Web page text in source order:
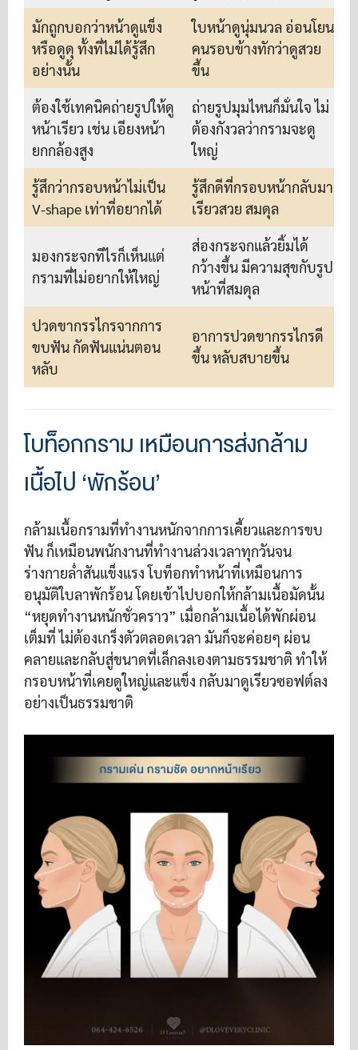
มักถูกบอกว่าหน้าดูแข็ง
หรือดูดุ ทั้งที่ไม่ได้รู้สึก
อย่างนั้น
ใบหน้าดูนุ่มนวล อ่อนโยน
คนรอบข้างทักว่าดูสวย
ขึ้น
ต้องใช้เทคนิคถ่ายรูปให้ดู
หน้าเรียว เช่น เอียงหน้า
ยกกล้องสูง
ถ่ายรูปมุมไหนก็มั่นใจ ไม่
ต้องกังวลว่ากรามจะดู
ใหญ่
รู้สึกว่ากรอบหน้าไม่เป็น
V-shape เท่าที่อยากได้
รู้สึกดีที่กรอบหน้ากลับมา
เรียวสวย สมดุล
มองกระจกทีไรก็เห็นแต่
กรามที่ไม่อยากให้ใหญ่
ส่องกระจกแล้วยิ้มได้
กว้างขึ้น มีความสุขกับรูป
หน้าที่สมดุล
ปวดขากรรไกรจากการ
ขบฟัน กัดฟันแน่นตอน
หลับ
อาการปวดขากรรไกรดี
ขึ้น หลับสบายขึ้น
โบท็อกกราม เหมือนการส่งกล้าม
เนื้อไป ‘พักร้อน’
กล้ามเนื้อกรามที่ทำงานหนักจากการเคี้ยวและการขบ
ฟัน ก็เหมือนพนักงานที่ทำงานล่วงเวลาทุกวันจน
ร่างกายล่ำสันแข็งแรง โบท็อกทำหน้าที่เหมือนการ
อนุมัติใบลาพักร้อน โดยเข้าไปบอกให้กล้ามเนื้อมัดนั้น
“หยุดทำงานหนักชั่วคราว” เมื่อกล้ามเนื้อได้พักผ่อน
เต็มที่ ไม่ต้องเกร็งตัวตลอดเวลา มันก็จะค่อยๆ ผ่อน
คลายและกลับสู่ขนาดที่เล็กลงเองตามธรรมชาติ ทำให้
กรอบหน้าที่เคยดูใหญ่และแข็ง กลับมาดูเรียวซอฟต์ลง
อย่างเป็นธรรมชาติ